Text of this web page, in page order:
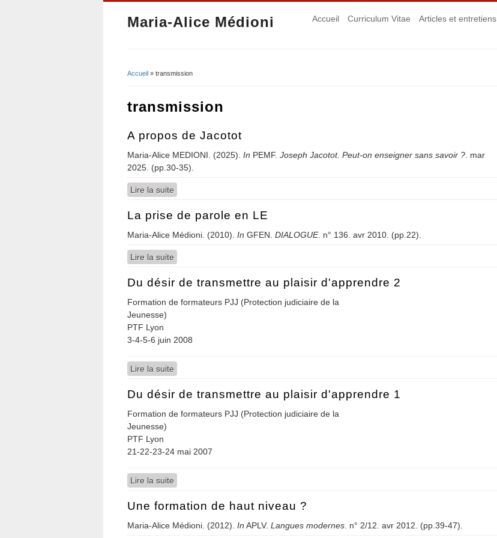
Maria-Alice Médioni Accueil Curriculum Vitae Articles et entretiens
Accueil » transmission
transmission
A propos de Jacotot
Maria-Alice MEDIONI. (2025). In PEMF. Joseph Jacotot. Peut-on enseigner sans savoir ? . mar
2025. (pp.30-35).
Lire la suite
La prise de parole en LE
Maria-Alice Médioni. (2010). In GFEN. DIALOGUE. n° 136. avr 2010. (pp.22).
Lire la suite
Du désir de transmettre au plaisir d'apprendre 2
Formation de formateurs PJJ (Protection judiciaire de la
Jeunesse)
PTF Lyon
3-4-5-6 juin 2008
Lire la suite
Du désir de transmettre au plaisir d'apprendre 1
Formation de formateurs PJJ (Protection judiciaire de la
Jeunesse)
PTF Lyon
21-22-23-24 mai 2007
Lire la suite
Une formation de haut niveau ?
Maria-Alice Médioni. (2012). In APLV. Langues modernes. n° 2/12. avr 2012. (pp.39-47).